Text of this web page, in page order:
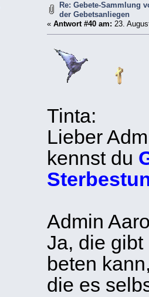
Re: Gebete-Sammlung
der Gebetsanliegen
« Antwort #40 am: 23.
Tinta:
Lieber
kennst du
Admin
Ja, die
beten
die es